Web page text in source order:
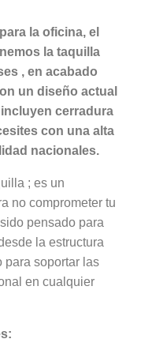
la oficina, el
la taquilla
, en acabado
un diseño actual
cerradura
con una alta
nacionales.
; es un
no comprometer tu
pensado para
la estructura
para soportar las
en cualquier